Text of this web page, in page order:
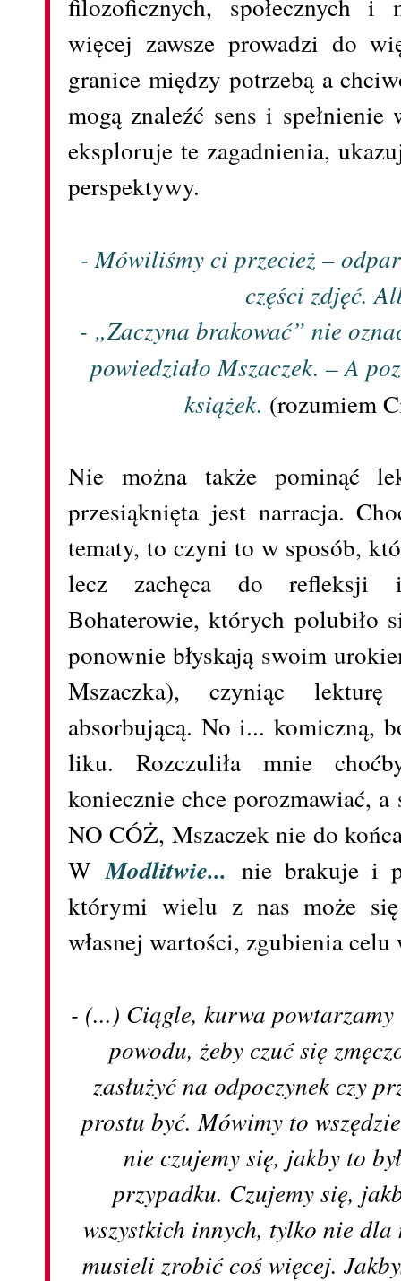
więcej zawsze prowadzi do
granice między potrzebą a
mogą znaleźć sens i
eksploruje te zagadnienia,
perspektywy.
- Mówiliśmy ci przecież –
części zdjęć.
- „Zaczyna brakować” nie
powiedziało Mszaczek. – A
książek. (rozumiem
Nie można także pominąć
przesiąknięta jest narracja.
tematy, to czyni to w sposób,
lecz zachęca do refleksji
Bohaterowie, których polubiło
ponownie błyskają swoim
Mszaczka), czyniąc
absorbującą. No i... komiczną,
liku. Rozczuliła mnie
koniecznie chce porozmawiać,
NO CÓŻ, Mszaczek nie do
WModlitwie... nie brakuje i
którymi wielu z nas może
własnej wartości, zgubienia
- (...) Ciągle, kurwa powtarzamy
powodu, żeby czuć się
zasłużyć na odpoczynek czy
prostu być. Mówimy to
nie czujemy się, jakby to
przypadku. Czujemy się,
wszystkich innych, tylko nie
musieli zrobić coś więcej.